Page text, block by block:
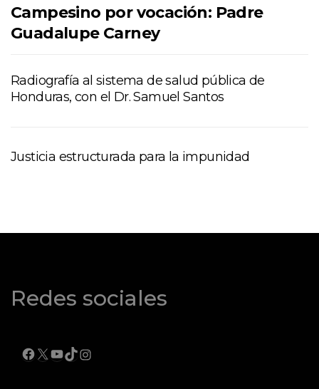
Campesino por vocación: Padre
Guadalupe Carney
Radiografía al sistema de salud pública de
Honduras, con el Dr. Samuel Santos
Justicia estructurada para la impunidad
Redes sociales
FACEBOOK
X YOUTUBE
TIKTOK
INSTAGRAM